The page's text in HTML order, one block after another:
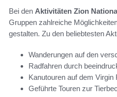
Bei den Aktivitäten Zion
Gruppen zahlreiche
gestalten. Zu den beliebtesten
Wanderungen auf den
Radfahren durch
Kanutouren auf dem Virgin
Geführte Touren zur